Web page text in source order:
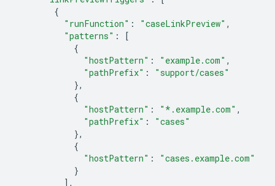
{
"runFunction" : "caseLinkPreview" ,
"patterns" :
[
{
"hostPattern" : "example.com" ,
"pathPrefix" :
"support/cases"
},
{
"hostPattern" : "*.example.com" ,
"pathPrefix" :
"cases"
},
{
"hostPattern" :
"cases.example.com"
}
],